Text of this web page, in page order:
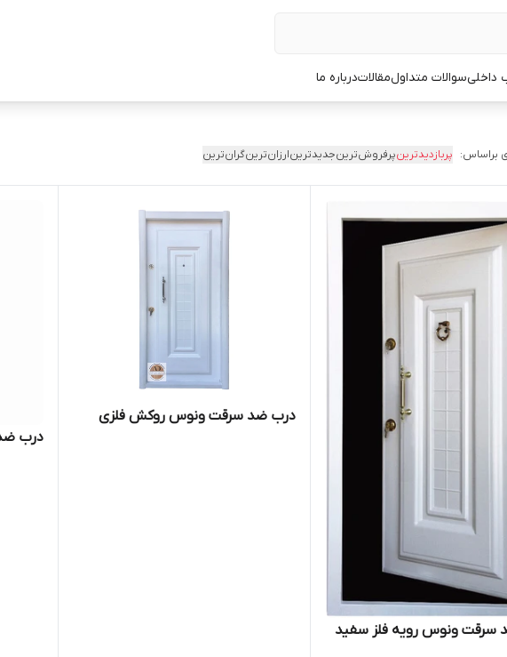
داخلیسوالات متداولمقالاتدرباره ما
براساس: پربازدیدترینپرفروش‌ترینجدیدترینارزان‌ترینگران‌ترین
سرقت ونوس رویه فلز سفید
درب ضد سرقت ونوس روکش فلزی
درب